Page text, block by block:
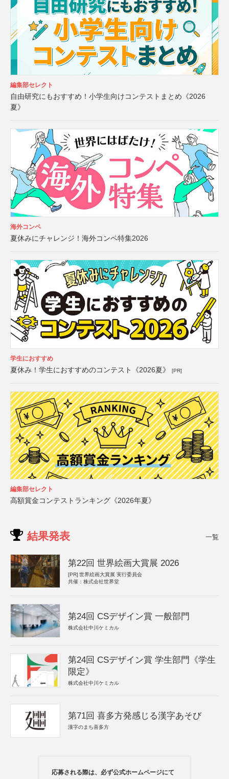
編集部セレクト
自由研究にもおすすめ！小学生向けコンテストまとめ《2026
夏》
海外コンペ
夏休みにチャレンジ！海外コンペ特集2026
学生におすすめ
夏休み！学生におすすめのコンテスト《2026夏》 [PR]
編集部セレクト
高額賞金コンテストランキング《2026年夏》
結果発表 一覧
第22回 世界絵画大賞展 2026
[PR] 世界絵画大賞展 実行委員会
共催：株式会社世界堂
第24回 CSデザイン賞 一般部門
株式会社中川ケミカル
第24回 CSデザイン賞 学生部門《学生
限定》
株式会社中川ケミカル
第71回 喜多方発感じる漢字あそび
漢字のまち喜多方
応募される際は、必ず公式ホームページにて